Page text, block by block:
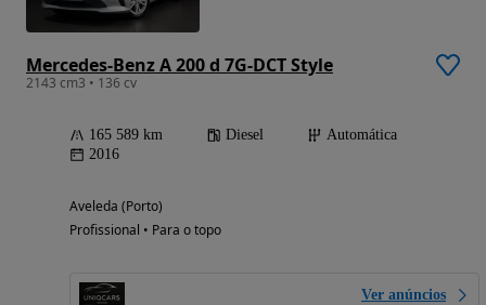
Mercedes-Benz A 200 d 7G-DCT Style
2143 cm3 • 136 cv
165 589 km Diesel
Automática
2016
Aveleda (Porto)
Profissional • Para o topo
Ver anúncios